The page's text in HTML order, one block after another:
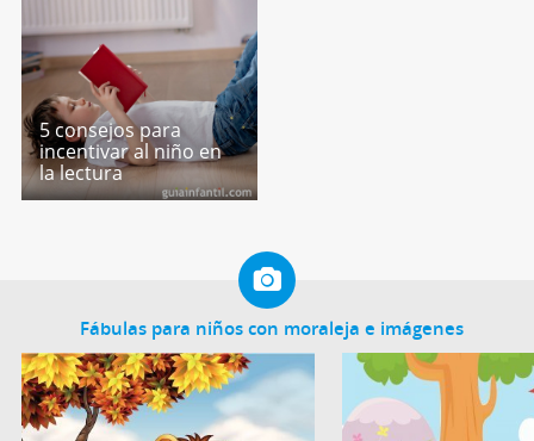
5 consejos para
incentivar al niño en
la lectura
Fábulas para niños con moraleja e imágenes